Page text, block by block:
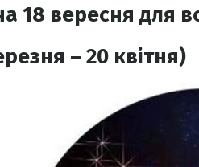
18 вересня для
– 20 квітня)